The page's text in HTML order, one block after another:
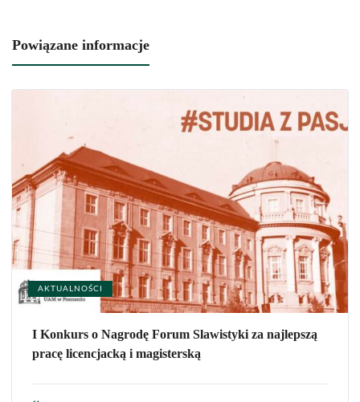
Powiązane informacje
AKTUALNOŚCI
I Konkurs o Nagrodę Forum Slawistyki za najlepszą
pracę licencjacką i magisterską